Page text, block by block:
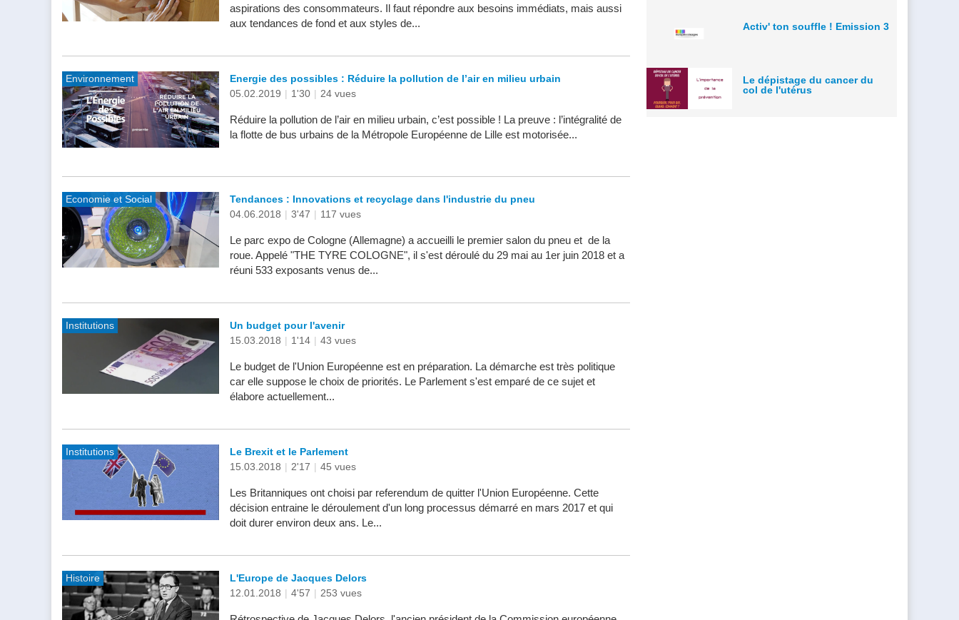
aspirations des consommateurs. Il faut répondre aux besoins immédiats, mais aussi
aux tendances de fond et aux styles de...
Environnement
Energie des possibles : Réduire la pollution de l’air en milieu urbain
05.02.2019 | 1'30 | 24 vues
Réduire la pollution de l’air en milieu urbain, c’est possible ! La preuve : l’intégralité de
la flotte de bus urbains de la Métropole Européenne de Lille est motorisée...
Economie et Social
Tendances : Innovations et recyclage dans l'industrie du pneu
04.06.2018 | 3'47 | 117 vues
Le parc expo de Cologne (Allemagne) a accueilli le premier salon du pneu et de la
roue. Appelé "THE TYRE COLOGNE", il s'est déroulé du 29 mai au 1er juin 2018 et a
réuni 533 exposants venus de...
Institutions
Un budget pour l'avenir
15.03.2018 | 1'14 | 43 vues
Le budget de l'Union Européenne est en préparation. La démarche est très politique
car elle suppose le choix de priorités. Le Parlement s'est emparé de ce sujet et
élabore actuellement...
Institutions
Le Brexit et le Parlement
15.03.2018 | 2'17 | 45 vues
Les Britanniques ont choisi par referendum de quitter l'Union Européenne. Cette
décision entraine le déroulement d'un long processus démarré en mars 2017 et qui
doit durer environ deux ans. Le...
Histoire
L'Europe de Jacques Delors
12.01.2018 | 4'57 | 253 vues
Activ' ton souffle ! Emission 3
Le dépistage du cancer du
col de l'utérus